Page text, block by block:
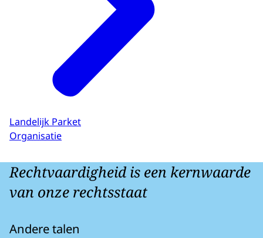
Landelijk Parket
Organisatie
Rechtvaardigheid is een kernwaarde
van onze rechtsstaat
Andere talen